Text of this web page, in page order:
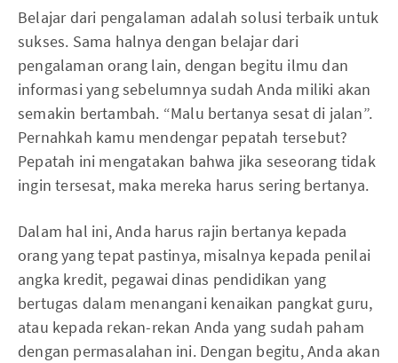
Belajar dari pengalaman adalah solusi terbaik untuk
sukses. Sama halnya dengan belajar dari
pengalaman orang lain, dengan begitu ilmu dan
informasi yang sebelumnya sudah Anda miliki akan
semakin bertambah. “Malu bertanya sesat di jalan”.
Pernahkah kamu mendengar pepatah tersebut?
Pepatah ini mengatakan bahwa jika seseorang tidak
ingin tersesat, maka mereka harus sering bertanya.
Dalam hal ini, Anda harus rajin bertanya kepada
orang yang tepat pastinya, misalnya kepada penilai
angka kredit, pegawai dinas pendidikan yang
bertugas dalam menangani kenaikan pangkat guru,
atau kepada rekan-rekan Anda yang sudah paham
dengan permasalahan ini. Dengan begitu, Anda akan